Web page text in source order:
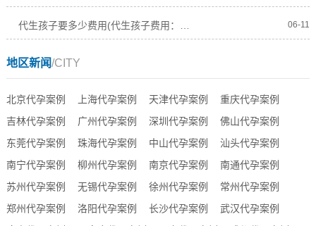
代生孩子要多少费用(代生孩子费用：多少钱才能实现代孕梦想？) 06-11
地区新闻/CITY
北京代孕案例 上海代孕案例 天津代孕案例
重庆代孕案例
吉林代孕案例
广州代孕案例 深圳代孕案例
佛山代孕案例
东莞代孕案例
珠海代孕案例 中山代孕案例
汕头代孕案例
南宁代孕案例
柳州代孕案例 南京代孕案例
南通代孕案例
苏州代孕案例
无锡代孕案例 徐州代孕案例
常州代孕案例
郑州代孕案例
洛阳代孕案例 长沙代孕案例
武汉代孕案例